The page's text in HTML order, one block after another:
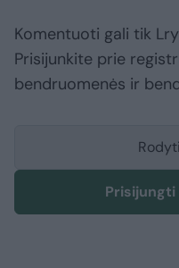
Komentuoti gali tik
Prisijunkite prie
bendruomenės ir